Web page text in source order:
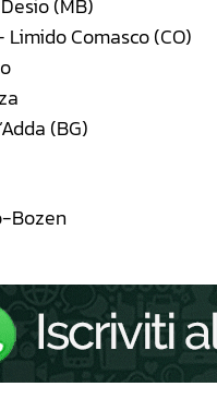
(MB)
Comasco (CO)
(BG)
Bozen